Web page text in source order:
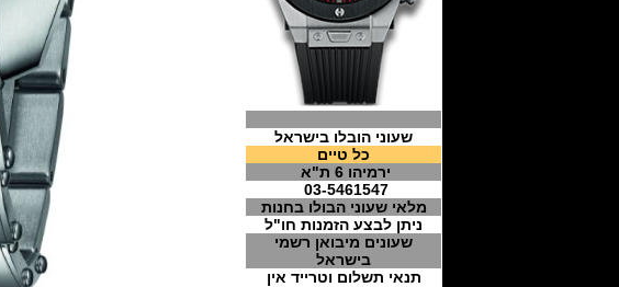
שעוני הובלו בישראל
כל טיים
ירמיהו 6 ת"א
03-5461547
מלאי שעוני הבולו בחנות
ניתן לבצע הזמנות חו"ל
שעונים מיבואן רשמי
בישראל
תנאי תשלום וטרייד אין